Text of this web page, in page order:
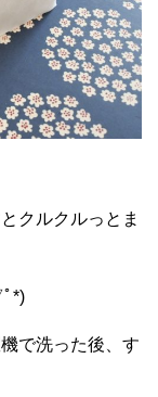
クルクルっとま
*)
で洗った後、す